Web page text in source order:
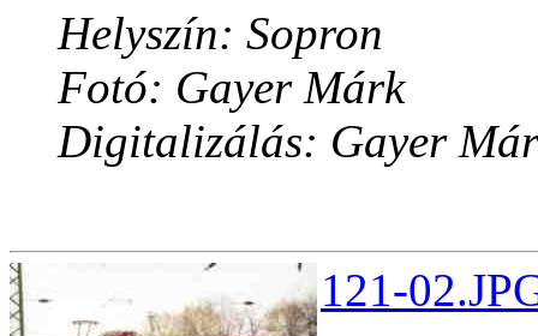
Helyszín: Sopron
Fotó: Gayer Márk
Digitalizálás: Gayer
121-